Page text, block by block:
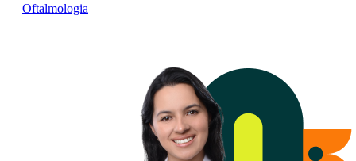
Oftalmologia